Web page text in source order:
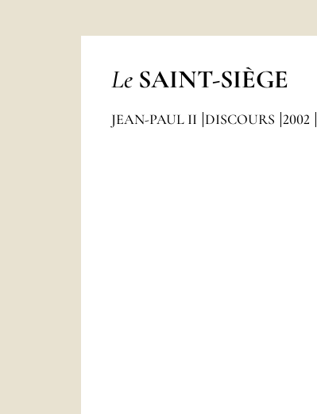
Le SAINT-SIÈGE
JEAN-PAUL II DISCOURS 2002